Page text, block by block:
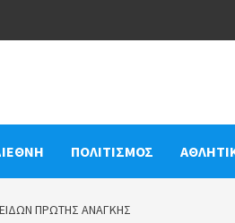
ΠΟΛΙΤΙΣΜΟΣ
ΠΡΏΤΗΣ ΑΝΆΓΚΗΣ